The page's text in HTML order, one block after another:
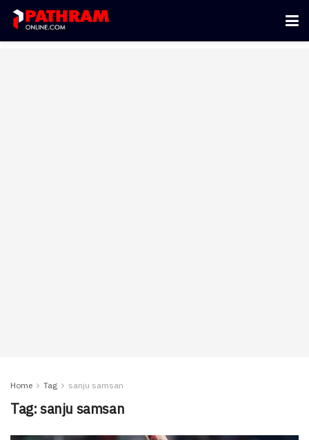
Home Tag sanju samsan
Tag:sanju samsan